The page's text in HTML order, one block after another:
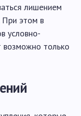
лишением
этом в
условно-
только